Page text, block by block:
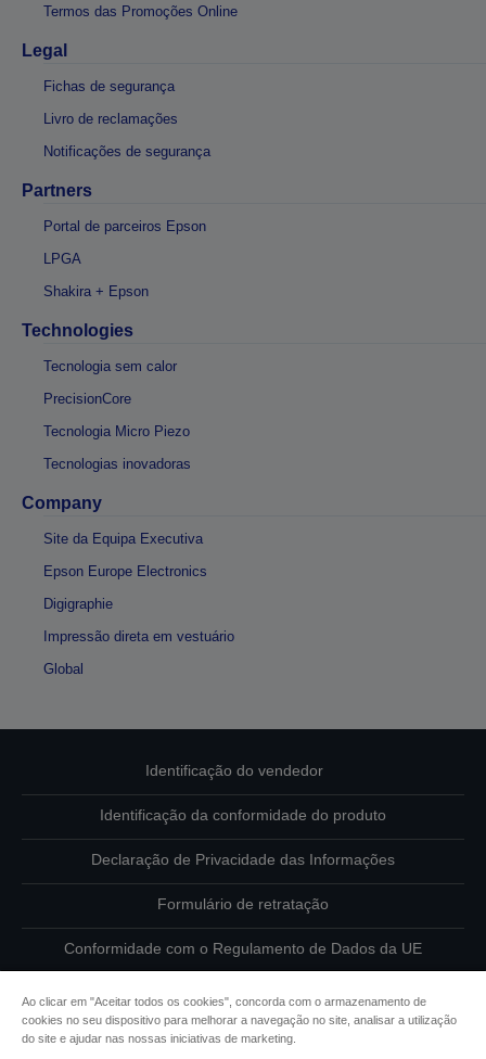
Termos das Promoções Online
Legal
Fichas de segurança
Livro de reclamações
Notificações de segurança
Partners
Portal de parceiros Epson
LPGA
Shakira + Epson
Technologies
Tecnologia sem calor
PrecisionCore
Tecnologia Micro Piezo
Tecnologias inovadoras
Company
Site da Equipa Executiva
Epson Europe Electronics
Digigraphie
Impressão direta em vestuário
Global
Identificação do vendedor
Identificação da conformidade do produto
Declaração de Privacidade das Informações
Formulário de retratação
Conformidade com o Regulamento de Dados da UE
Informações sobre cookies
Ao clicar em "Aceitar todos os cookies", concorda com o armazenamento de
cookies no seu dispositivo para melhorar a navegação no site, analisar a utilização
do site e ajudar nas nossas iniciativas de marketing.